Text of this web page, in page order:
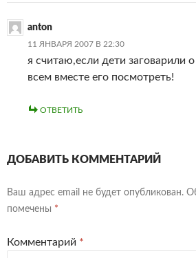
anton
11 ЯНВАРЯ 2007 В 22:30
я считаю,если дети заговарили
всем вместе его посмотреть!
ОТВЕТИТЬ
ДОБАВИТЬ КОММЕНТАРИЙ
Ваш адрес email не будет опубликован.
помечены *
Комментарий *